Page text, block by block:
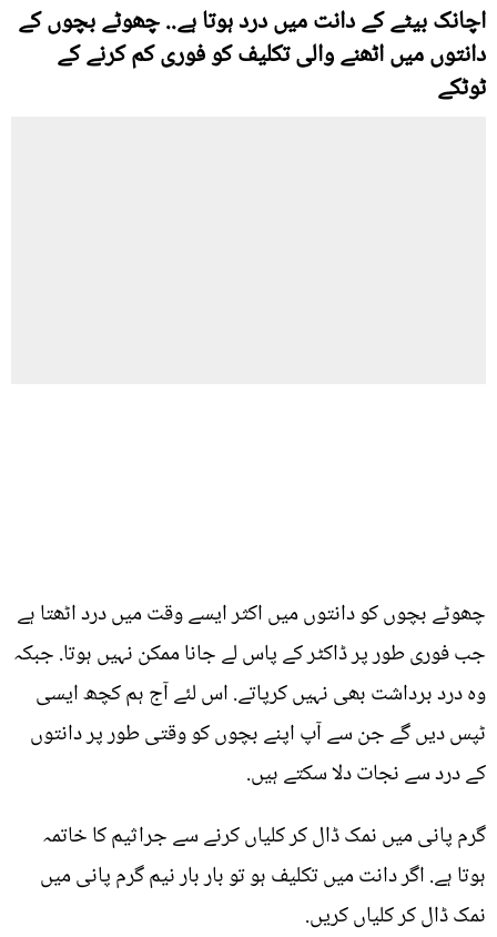
اچانک بیٹے کے دانت میں درد ہوتا ہے.. چھوٹے بچوں کے
دانتوں میں اٹھنے والی تکلیف کو فوری کم کرنے کے
ٹوٹکے
چھوٹے بچوں کو دانتوں میں اکثر ایسے وقت میں درد اٹھتا ہے
جب فوری طور پر ڈاکٹر کے پاس لے جانا ممکن نہیں ہوتا. جبکہ
وہ درد برداشت بھی نہیں کرپاتے. اس لئے آج ہم کچھ ایسی
ٹپس دیں گے جن سے آپ اپنے بچوں کو وقتی طور پر دانتوں
کے درد سے نجات دلا سکتے ہیں.
گرم پانی میں نمک ڈال کر کلیاں کرنے سے جراثیم کا خاتمہ
ہوتا ہے. اگر دانت میں تکلیف ہو تو بار بار نیم گرم پانی میں
نمک ڈال کر کلیاں کریں.